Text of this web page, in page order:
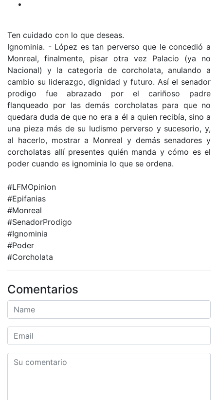
Ten cuidado con lo que deseas.
Ignominia. - López es tan perverso que le concedió a
Monreal, finalmente, pisar otra vez Palacio (ya no
Nacional) y la categoría de corcholata, anulando a
cambio su liderazgo, dignidad y futuro. Así el senador
prodigo fue abrazado por el cariñoso padre
flanqueado por las demás corcholatas para que no
quedara duda de que no era a él a quien recibía, sino a
una pieza más de su ludismo perverso y sucesorio, y,
al hacerlo, mostrar a Monreal y demás senadores y
corcholatas allí presentes quién manda y cómo es el
poder cuando es ignominia lo que se ordena.
#LFMOpinion
#Epifanias
#Monreal
#SenadorProdigo
#Ignominia
#Poder
#Corcholata
Comentarios